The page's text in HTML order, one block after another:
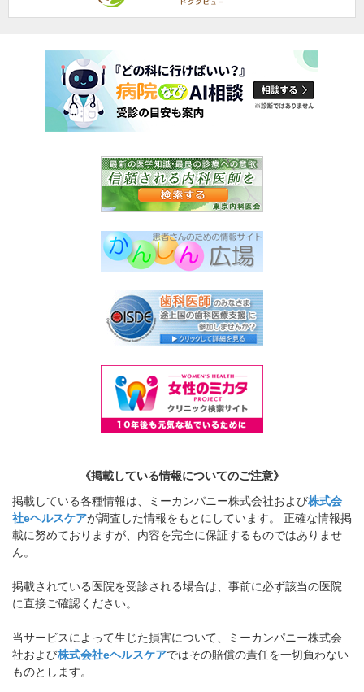
《掲載している情報についてのご注意》
掲載している各種情報は、ミーカンパニー株式会社および株式会
社eヘルスケアが調査した情報をもとにしています。 正確な情報掲
載に努めておりますが、内容を完全に保証するものではありませ
ん。
掲載されている医院を受診される場合は、事前に必ず該当の医院
に直接ご確認ください。
当サービスによって生じた損害について、ミーカンパニー株式会
社および株式会社eヘルスケアではその賠償の責任を一切負わない
ものとします。